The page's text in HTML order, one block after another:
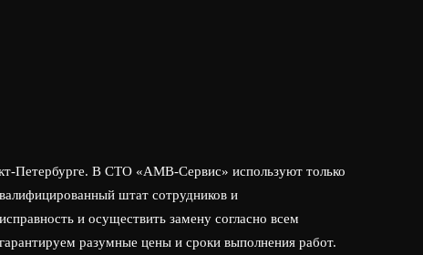
Петербурге. В СТО «АМВ-Сервис» используют только
штат сотрудников и
и осуществить замену согласно всем
разумные цены и сроки выполнения работ.